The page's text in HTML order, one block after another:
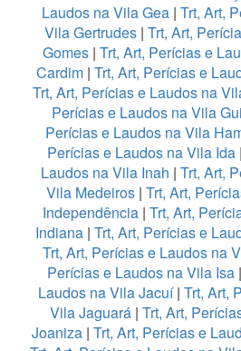
Laudos na Vila Gea| Trt, Art,
Vila Gertrudes | Trt, Art,
Gomes | Trt, Art, Perícias e
Cardim| Trt, Art, Perícias e
Trt, Art, Perícias e Laudos na
Perícias e Laudos na Vila
Perícias e Laudos na Vila
Perícias e Laudos na Vila Ida|
Laudos na Vila Inah | Trt, Art,
Vila Medeiros | Trt, Art,
Independência | Trt, Art,
Indiana | Trt, Art, Perícias e
Trt, Art, Perícias e Laudos na
Perícias e Laudos na Vila Isa |
Laudos na Vila Jacuí| Trt, Art,
Vila Jaguará | Trt, Art,
Joaniza| Trt, Art, Perícias e